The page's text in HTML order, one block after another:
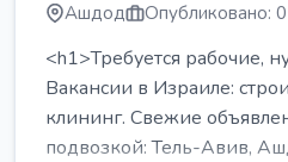
Ашдод Опубликовано:
<h1>Требуется рабочие,
Вакансии в Израиле:
клининг. Свежие
подвозкой: Тель-Авив,